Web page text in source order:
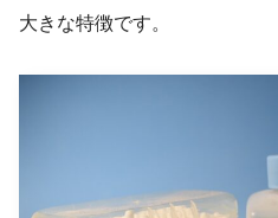
大きな特徴です。